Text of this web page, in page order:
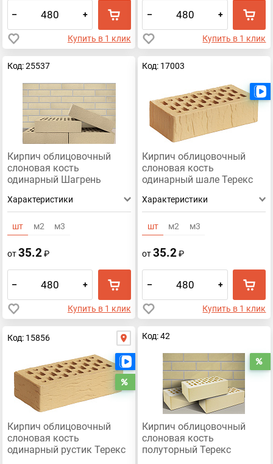
Одинарный
Терекс Узкий
– +
Купить в 1 клик
– +
Купить в 1 клик
Код: 25537
Кирпич облицовочный
слоновая кость
одинарный Шагрень
Характеристики
шт м2 м3
от35.2₽
– +
Купить в 1 клик
Код: 17003
Кирпич облицовочный
слоновая кость
одинарный шале Терекс
Характеристики
шт м2 м3
от35.2₽
– +
Купить в 1 клик
Код: 15856
Есть видео
Распродажа
Кирпич облицовочный
слоновая кость
одинарный рустик Терекс
Код: 42
Кирпич облицовочный
слоновая кость
полуторный Терекс